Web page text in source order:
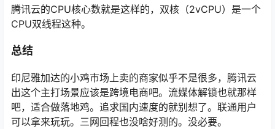
腾讯云的CPU核心数就是这样的，双核（2vCPU）是一个
CPU双线程这种。
总结
印尼雅加达的小鸡市场上卖的商家似乎不是很多，腾讯云
出这个主打场景应该是跨境电商吧。流媒体解锁也就那样
吧，适合做落地鸡。追求国内速度的就别想了。联通用户
可以拿来玩玩。三网回程也没啥好测的。没必要。